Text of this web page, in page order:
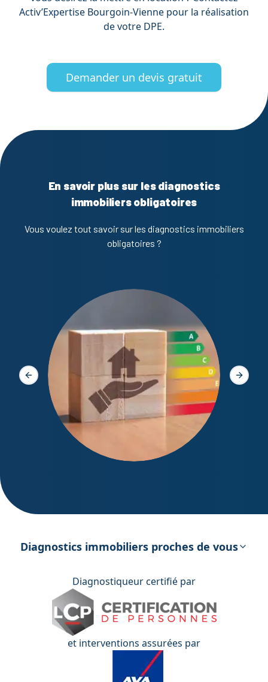
Activ’Expertise Bourgoin-Vienne pour la réalisation
de votre DPE.
Demander un devis gratuit
En savoir plus sur les diagnostics
immobiliers obligatoires
Vous voulez tout savoir sur les diagnostics immobiliers
obligatoires ?
énergétique
Slide précédente Slide
Diagnostics immobiliers proches de vous
Diagnostiqueur certifié par
et interventions assurées par